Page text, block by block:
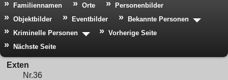
Familiennamen
Orte
Personenbilder
Objektbilder
Eventbilder
Bekannte Personen
Kriminelle Personen
Vorherige Seite
Nächste Seite
Exten
Nr.36